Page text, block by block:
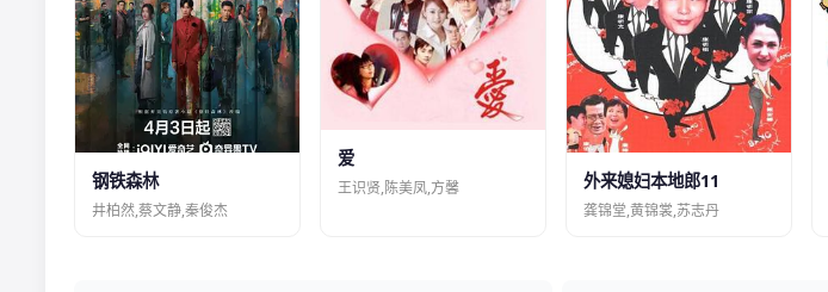
钢铁森林
井柏然,蔡文静,秦俊杰
爱
王识贤,陈美凤,方馨 外来媳妇本地郎11
龚锦堂,黄锦裳,苏志丹